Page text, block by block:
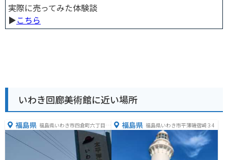
実際に売ってみた体験談
▶︎こちら
いわき回廊美術館に近い場所
福島県 福島県いわき市四倉町六丁目１
６４−２
福島県 福島県いわき市平薄磯宿崎３4